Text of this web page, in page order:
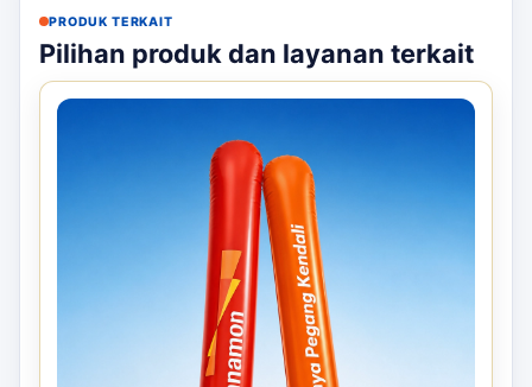
PRODUK TERKAIT
Pilihan produk dan layanan terkait